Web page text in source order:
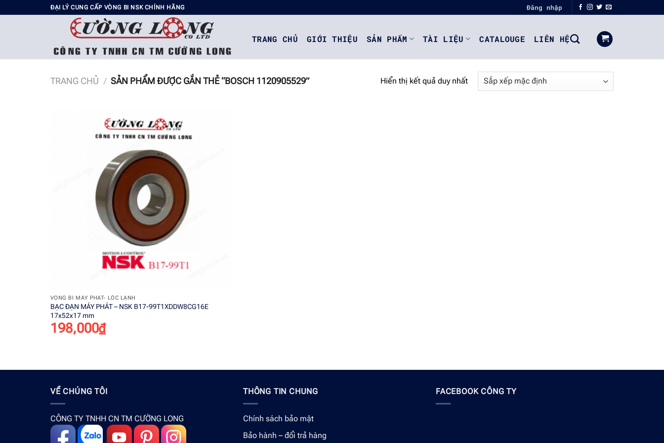
đến
ĐẠI LÝ CUNG CẤP VÒNG BI NSK CHÍNH HÃNG Đăng nhập
TRANG CHỦ GIỚI THIỆU SẢN PHẨM TÀI LIỆU CATALOUGE LIÊN HỆ
TRANG CHỦ / SẢN PHẨM ĐƯỢC GẮN THẺ “BOSCH 1120905529” Hiển thị kết quả duy nhất
VÒNG BI MÁY PHÁT- LỐC LẠNH
BẠC ĐẠN MÁY PHÁT – NSK B17-99T1XDDW8CG16E
17x52x17 mm
198,000₫
VỀ CHÚNG TÔI
CÔNG TY TNHH CN TM CƯỜNG LONG
THÔNG TIN CHUNG
Chính sách bảo mật
Bảo hành – đổi trả hàng
FACEBOOK CÔNG TY